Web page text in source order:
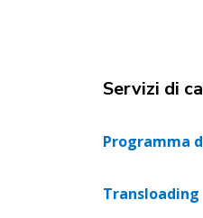
Servizi di
Programma
Transloading